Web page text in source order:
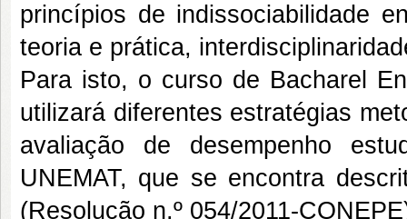
princípios de indissociabilidade
teoria e prática,
Para isto, o curso de Bacharel
utilizará diferentes estratégias
avaliação de desempenho
UNEMAT, que se encontra
(Resolução n.º 054/2011-